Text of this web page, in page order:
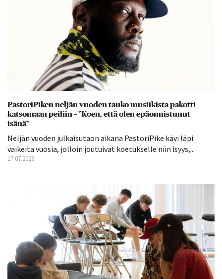
PastoriPiken neljän vuoden tauko musiikista pakotti
katsomaan peiliin – ”Koen, että olen epäonnistunut
isänä”
Neljän vuoden julkaisutaon aikana PastoriPike kävi läpi
vaikeita vuosia, jolloin joutuivat koetukselle niin isyys,...
17.07.2026